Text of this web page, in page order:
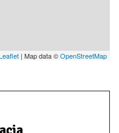
| Map data ©OpenStreetMap